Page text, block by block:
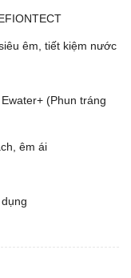
êm, tiết kiệm nước
(Phun tráng
êm ái